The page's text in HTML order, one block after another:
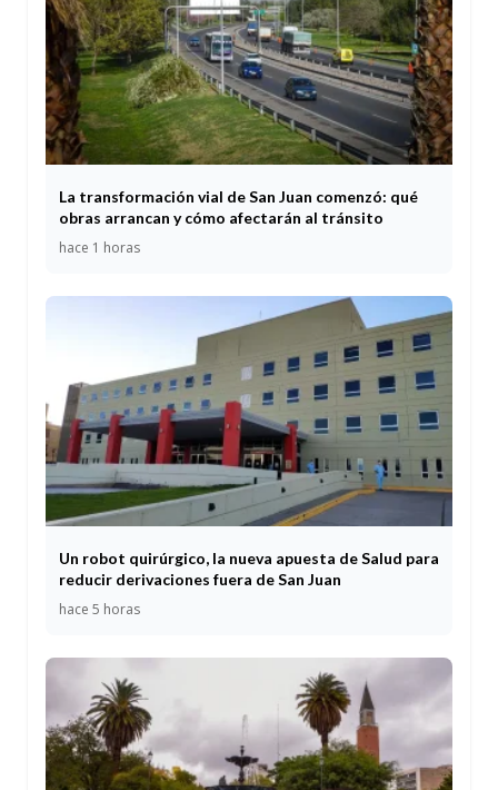
La transformación vial de San Juan comenzó: qué
obras arrancan y cómo afectarán al tránsito
hace 1 horas
Un robot quirúrgico, la nueva apuesta de Salud para
reducir derivaciones fuera de San Juan
hace 5 horas